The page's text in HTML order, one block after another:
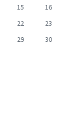
15
16
22
23
29
30